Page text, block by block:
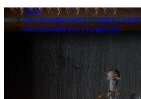
Home
Profesionalne perilice i sušilice rublja
Profesionalni valjci za glačanje